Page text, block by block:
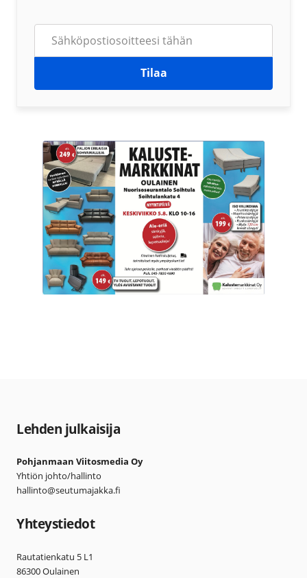
Tilaa
Lehden julkaisija
Pohjanmaan Viitosmedia Oy
Yhtiön johto/hallinto
hallinto@seutumajakka.fi
Yhteystiedot
Rautatienkatu 5 L1
86300 Oulainen